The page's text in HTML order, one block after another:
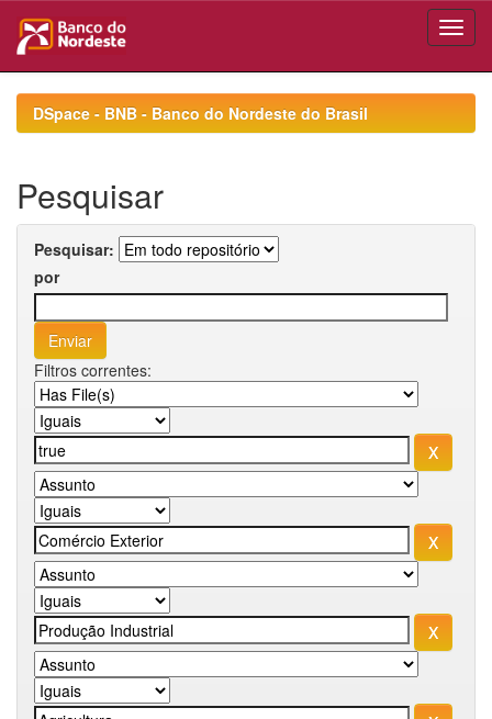
navigationDSpace - BNB - Banco do Nordeste do Brasil
Pesquisar
Pesquisar:
por
Filtros correntes: